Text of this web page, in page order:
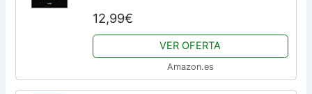
12,99€
VER OFERTA
Amazon.es